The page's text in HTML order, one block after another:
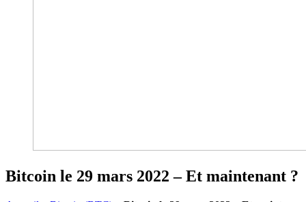
Bitcoin le 29 mars 2022 – Et maintenant ?